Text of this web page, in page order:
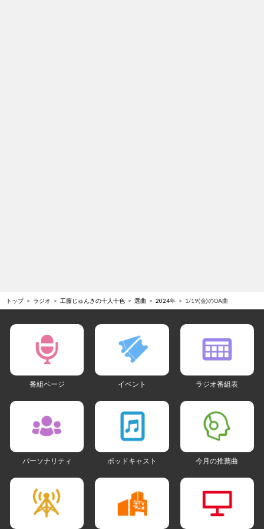
トップ ラジオ 工藤じゅんきの十人十色 選曲 2024年 1/19(金)のOA曲
番組ページ イベント ラジオ番組表
パーソナリティ ポッドキャスト 今月の推薦曲